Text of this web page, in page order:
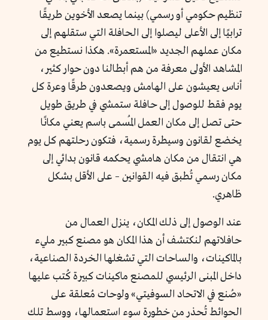
تنظيم حكومي أو رسمي) بينما يصعد الأخوين طريقًا
ترابيًا إلى الأعلى ليصلوا إلى الحافلة التي ستقلهم إلى
مكان عملهم الجديد «المستعمرة». هكذا نستطيع من
المشاهد الأولى معرفة من هم أبطالنا دون حوار كثير،
أناس يعيشون على الهامش ويصعدون طرقًا وعرة كل
يوم فقط للوصول إلى حافلة ستمشي في طريق طويل
حتى تصل إلى مكان العمل المُسمى باسم يعني مكانًا
يخضع لقانون وسيطرة رسمية، فتكون رحلتهم كل يوم
هي انتقال من مكان هامشي يحكمه قانون بدائي إلى
مكان رسمي تُطبق فيه القوانين – على الأقل بشكل
ظاهري.
عند الوصول إلى ذلك المكان، ينزل العمال من
حافلاتهم لنكتشف أن هذا المكان هو مصنع كبير مليء
بالماكينات، والساحات التي تشغلها الخردة الصناعية،
داخل المبنى الرئيسي للمصنع ماكينات كبيرة كُتب عليها
«صُنع في الاتحاد السوفيتي» ولوحات مُعلقة على
الحوائط تُحذر من خطورة سوء استعمالها، ووسط تلك